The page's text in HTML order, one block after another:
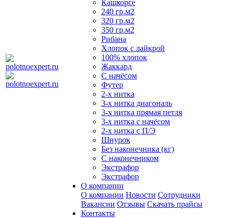
Кашкорсе
240 гр.м2
320 гр.м2
350 гр.м2
Рибана
Хлопок с лайкрой
100% хлопок
Жаккард
С начёсом
Футер
2-х нитка
3-х нитка диагональ
3-х нитка прямая петля
3-х нитка с начёсом
2-х нитка с П/Э
Шнурок
Без наконечника (кг)
С наконечником
Экстрафор
Экстрафор
О компании
О компании Новости Сотрудники
Вакансии Отзывы Скачать прайсы
Контакты